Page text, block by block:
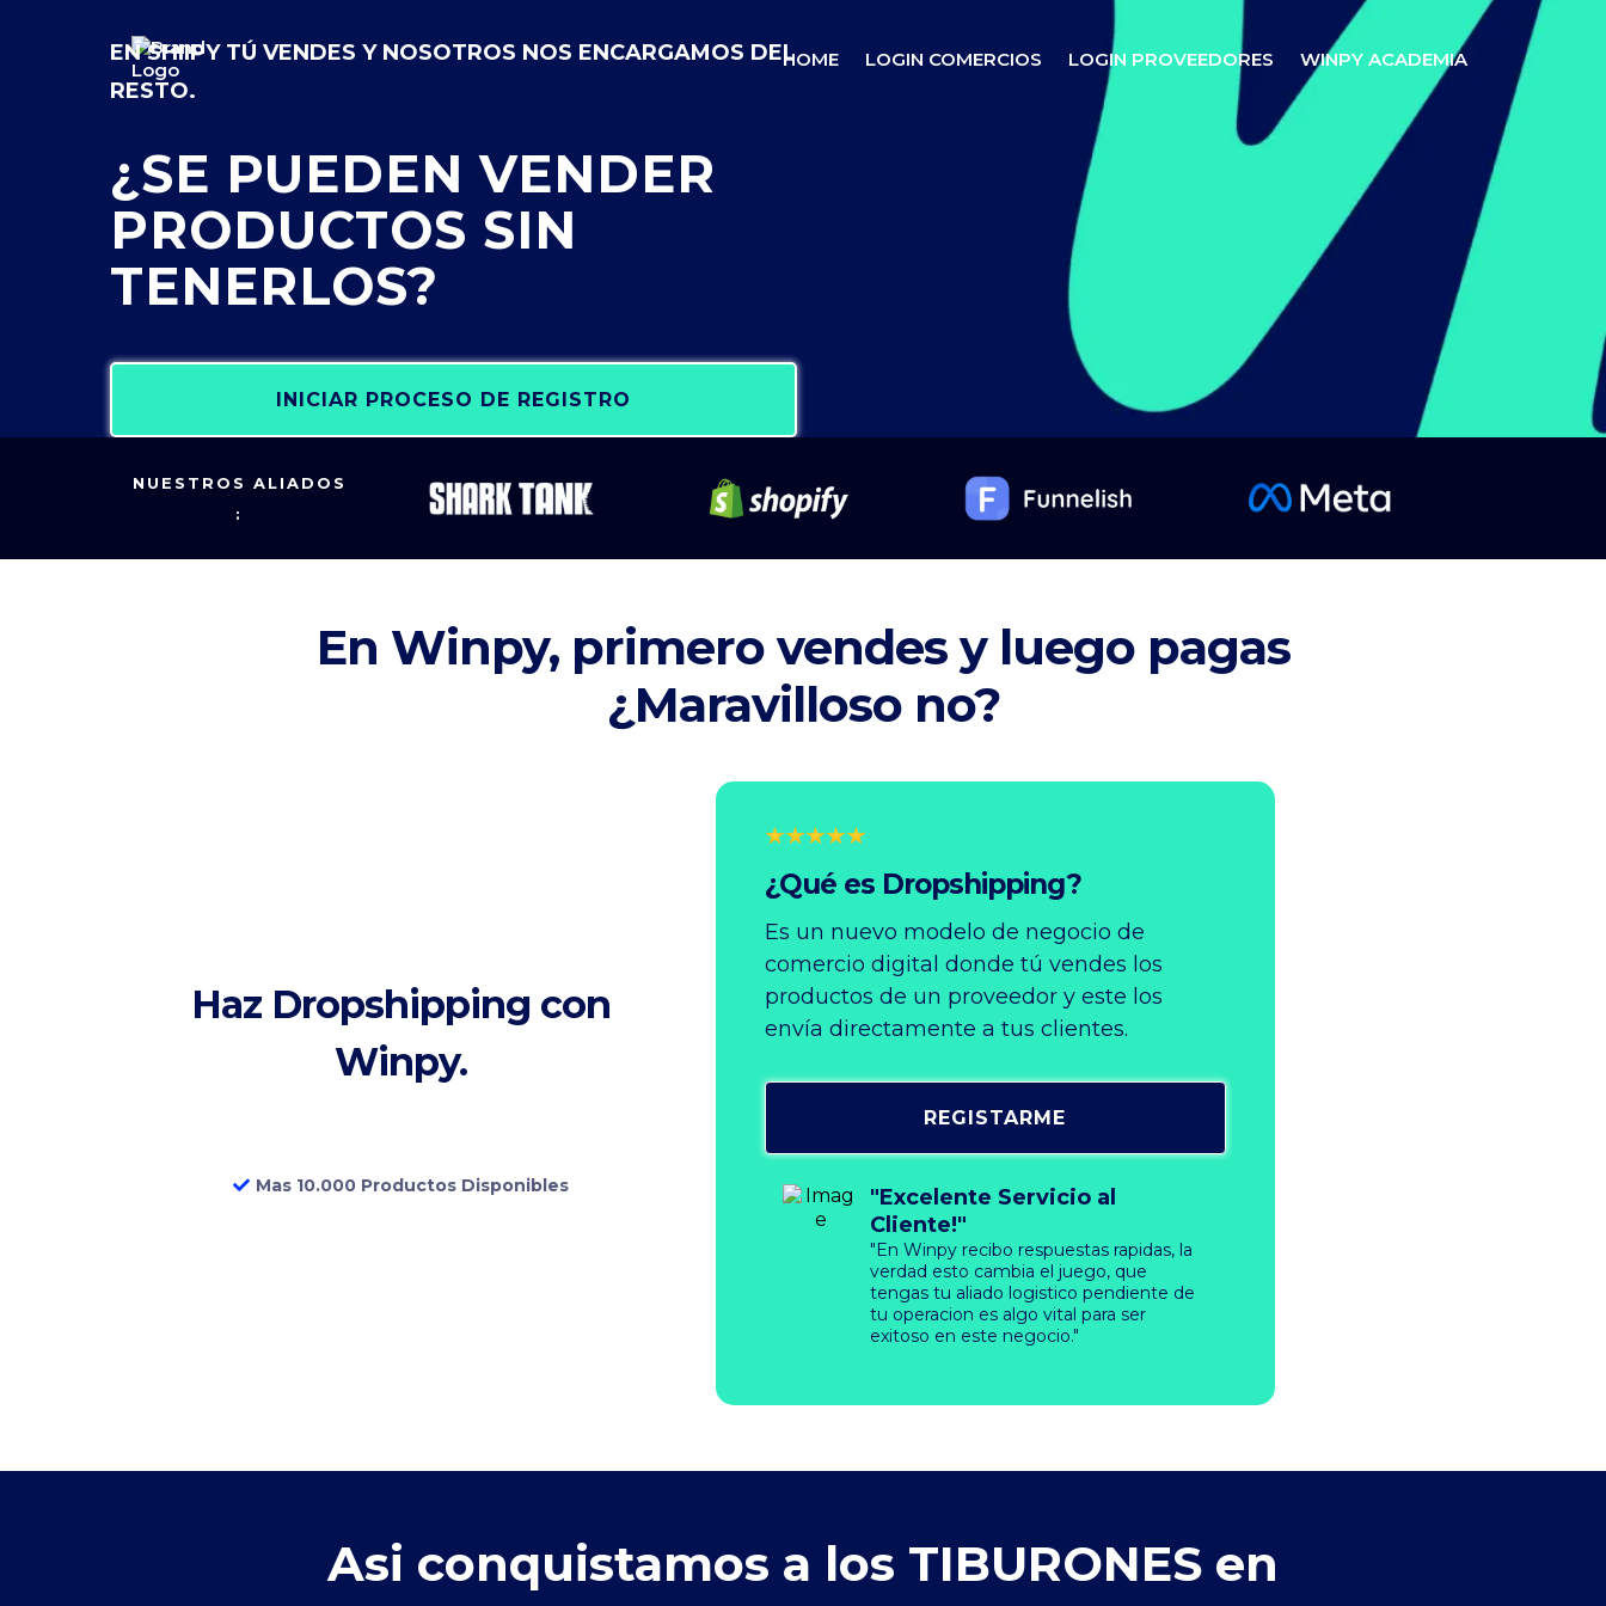
HOME LOGIN COMERCIOS LOGIN PROVEEDORES WINPY ACADEMIA
EN SHIIPY TÚ VENDES Y NOSOTROS NOS ENCARGAMOS DEL
RESTO.
¿SE PUEDEN VENDER
PRODUCTOS SIN
TENERLOS?
INICIAR PROCESO DE REGISTRO
NUESTROS ALIADOS
:
En Winpy, primero vendes y luego pagas
¿Maravilloso no?
Haz Dropshipping con
Winpy.
Mas 10.000 Productos Disponibles
¿Qué es Dropshipping?
Es un nuevo modelo de negocio de
comercio digital donde tú vendes los
productos de un proveedor y este los
envía directamente a tus clientes.
REGISTARME
"Excelente Servicio al
Cliente!"
"En Winpy recibo respuestas rapidas, la
verdad esto cambia el juego, que
tengas tu aliado logistico pendiente de
tu operacion es algo vital para ser
exitoso en este negocio."
Asi conquistamos a los TIBURONES en